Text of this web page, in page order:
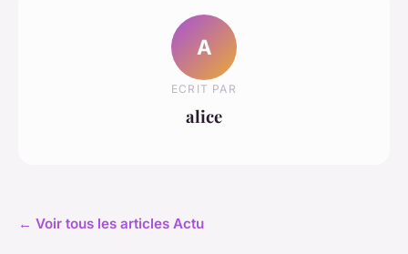
A
ECRIT PAR
alice
← Voir tous les articles Actu